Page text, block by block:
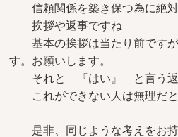
信頼関係を築き保つ為に絶対
挨拶や返事ですね
基本の挨拶は当たり前ですが
す。お願いします。
それと 『はい』 と言う返
これができない人は無理だと
是非、同じような考えをお持